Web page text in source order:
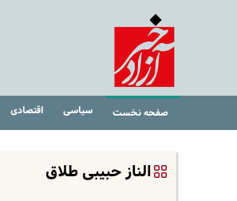
صفحه نخست سیاسی اقتصادی
الناز حبیبی طلاق